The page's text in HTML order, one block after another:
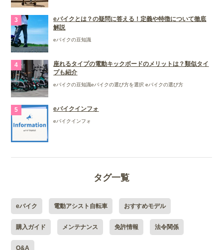
eバイクとは？の疑問に答える！定義や特徴について徹底
解説
eバイクの豆知識
座れるタイプの電動キックボードのメリットは？類似タイ
プも紹介
eバイクの豆知識eバイクの選び方を選択 eバイクの選び方
eバイクインフォ
eバイクインフォ
タグ一覧
eバイク 電動アシスト自転車 おすすめモデル
購入ガイド メンテナンス 免許情報 法令関係
Q&A